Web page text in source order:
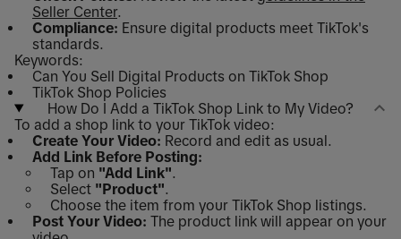
Seller Center.
Compliance: Ensure digital products meet TikTok's
standards.
Keywords:
Can You Sell Digital Products on TikTok Shop
TikTok Shop Policies
How Do I Add a TikTok Shop Link to My Video?
To add a shop link to your TikTok video:
Create Your Video: Record and edit as usual.
Add Link Before Posting:
Tap on "Add Link".
Select "Product".
Choose the item from your TikTok Shop listings.
Post Your Video: The product link will appear on your